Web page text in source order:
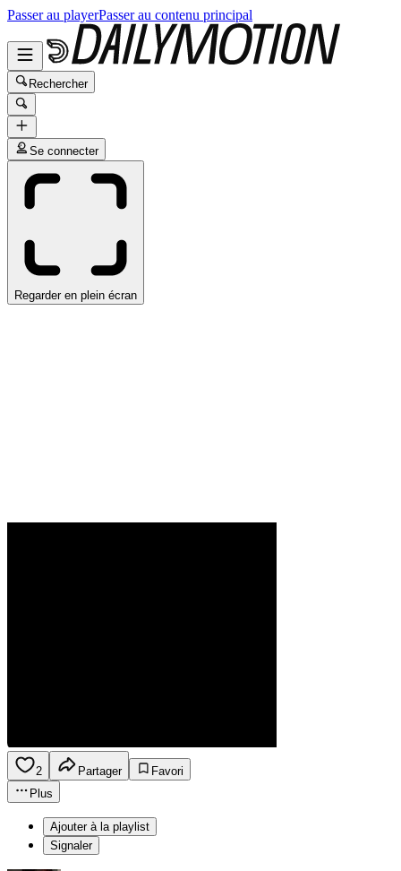
Passer au playerPasser au contenu principal
Rechercher
Se connecter
Regarder en plein écran
2 Partager
Favori
Plus
Ajouter à la playlist
Signaler